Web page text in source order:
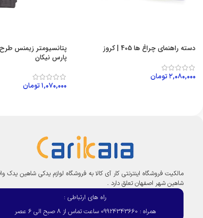
دسته راهنمای چراغ ها 405 | کروز
۲,۰۸۰,۰۰۰تومان
پارس نیکان
۱,۰۷۰,۰۰۰تومان
مالکیت فروشگاه اینترنتی کار آی کالا به فروشگاه لوازم یدکی شاهین یدک
شاهین شهر اصفهان تعلق دارد .
راه های ارتباطی :
همراه : 09924343660 ساعت تماس از 8 صبح الی 6 عصر